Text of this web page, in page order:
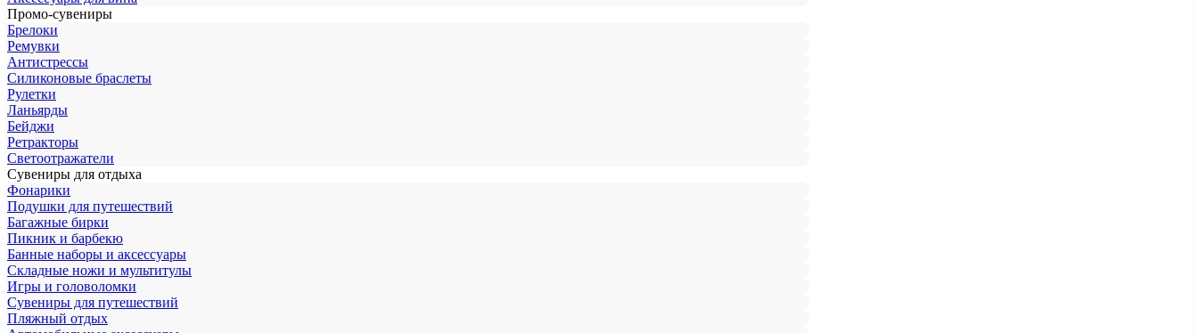
Промо-сувениры
Брелоки
Ремувки
Антистрессы
Силиконовые браслеты
Рулетки
Ланьярды
Бейджи
Ретракторы
Светоотражатели
Сувениры для отдыха
Фонарики
Подушки для путешествий
Багажные бирки
Пикник и барбекю
Банные наборы и аксессуары
Складные ножи и мультитулы
Игры и головоломки
Сувениры для путешествий
Пляжный отдых